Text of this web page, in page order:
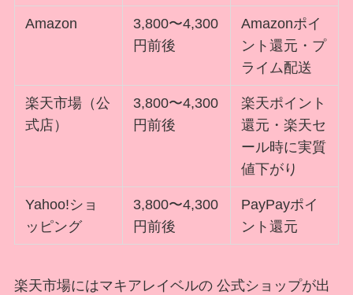
Amazon
3,800〜4,300
円前後
Amazonポイ
ント還元・プ
ライム配送
楽天市場（公
式店）
3,800〜4,300
円前後
楽天ポイント
還元・楽天セ
ール時に実質
値下がり
Yahoo!ショ
ッピング
3,800〜4,300
円前後
PayPayポイ
ント還元
楽天市場にはマキアレイベルの 公式ショップが出